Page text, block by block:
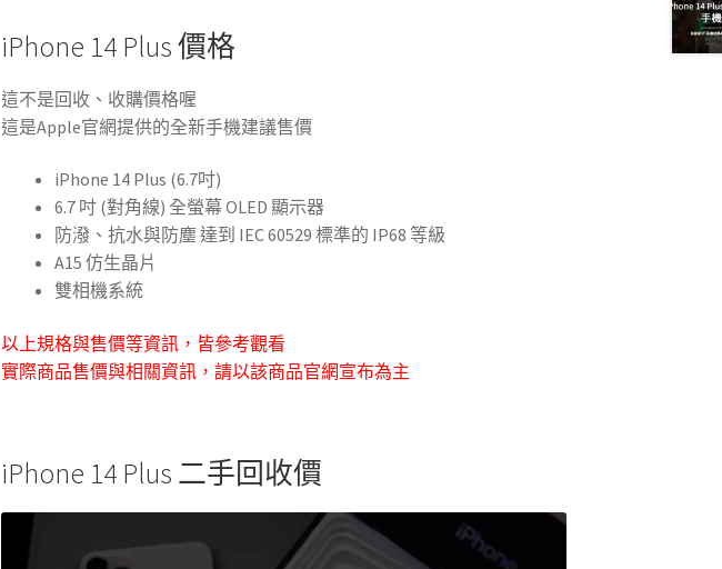
iPhone 14 Plus 價格
這不是回收、收購價格喔
這是Apple官網提供的全新手機建議售價
iPhone 14 Plus (6.7吋)
6.7 吋 (對角線) 全螢幕 OLED 顯示器
防潑、抗水與防塵 達到 IEC 60529 標準的 IP68 等級
A15 仿生晶片
雙相機系統
以上規格與售價等資訊，皆參考觀看
實際商品售價與相關資訊，請以該商品官網宣布為主
iPhone 14 Plus 二手回收價